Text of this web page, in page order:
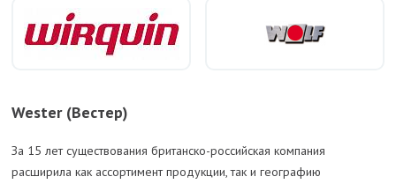
Wester (Вестер)
За 15 лет существования британско-российская компания
расширила как ассортимент продукции, так и географию